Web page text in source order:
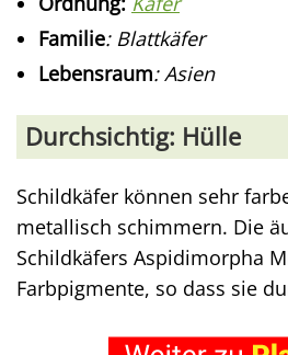
Familie: Blattkäfer
Lebensraum: Asien
Durchsichtig: Hülle
Schildkäfer können sehr
metallisch schimmern. Die
Schildkäfers Aspidimorpha
Farbpigmente, so dass sie